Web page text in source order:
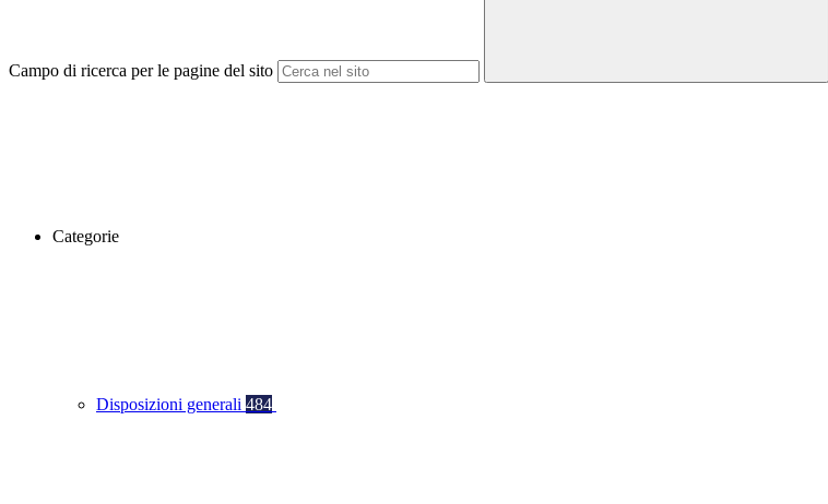
Campo di ricerca per le pagine del sito
Categorie
Disposizioni generali 484